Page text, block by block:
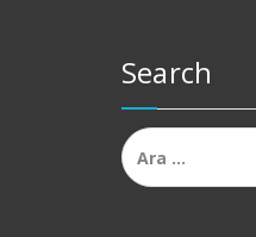
Search
Arama: